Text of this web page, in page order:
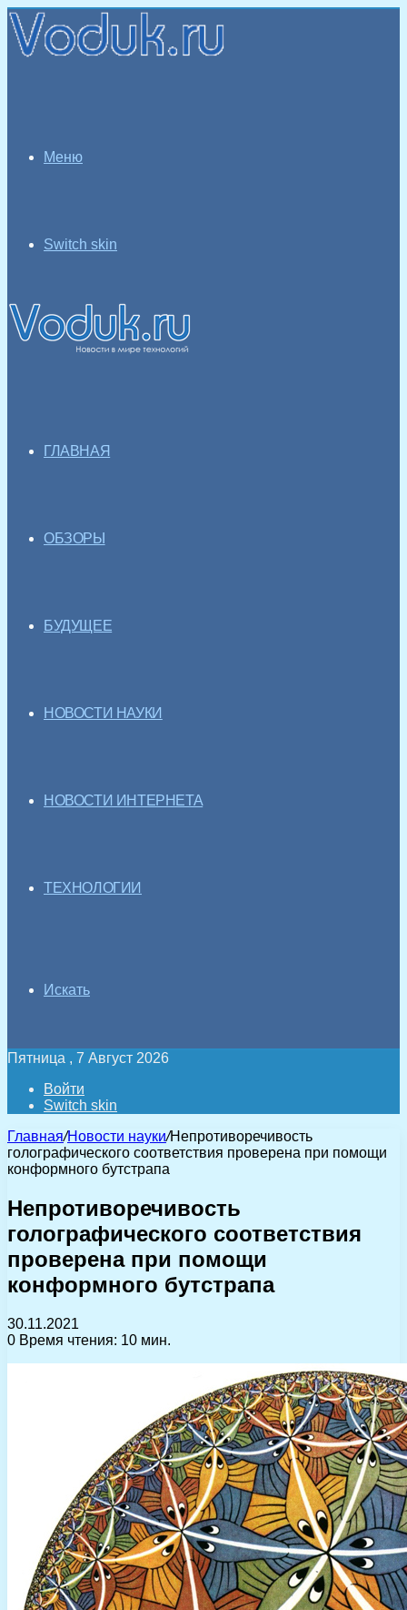
Меню
Switch skin
ГЛАВНАЯ
ОБЗОРЫ
БУДУЩЕЕ
НОВОСТИ НАУКИ
НОВОСТИ ИНТЕРНЕТА
ТЕХНОЛОГИИ
Искать
Пятница , 7 Август 2026
Войти
Switch skin
Главная/Новости науки/Непротиворечивость
голографического соответствия проверена при помощи
конформного бутстрапа
Непротиворечивость
голографического соответствия
проверена при помощи
конформного бутстрапа
30.11.2021
0 Время чтения: 10 мин.